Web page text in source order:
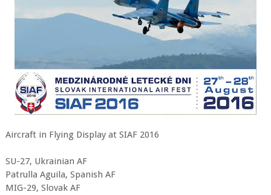
Aircraft in Flying Display at SIAF 2016
SU-27, Ukrainian AF
Patrulla Aguila, Spanish AF
MIG-29, Slovak AF